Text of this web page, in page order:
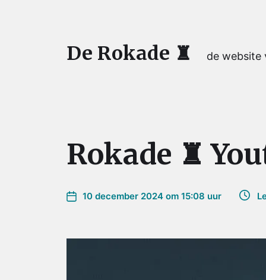
De Rokade ♜ de website
Rokade ♜
10 december 2024 om 15:08 uur